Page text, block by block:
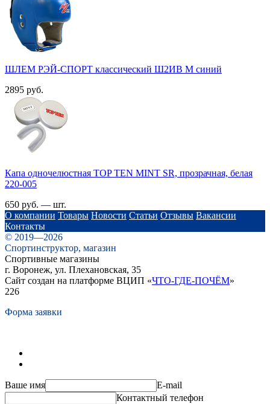
ШЛЕМ РЭЙ-СПОРТ классический Ш2ИВ М синий
2895 руб.
Капа одночелюстная TOP TEN MINT SR, прозрачная, белая
220-005
650 руб. — шт.
О компании Товары Новости Статьи Отзывы Вакансии
Контакты
© 2019—2026
Спортинструктор, магазин
Спортивные магазины
г. Воронеж, ул. Плехановская, 35
Сайт создан на платформе ВЦИП «ЧТО-ГДЕ-ПОЧЁМ»
226
Форма заявки
Ваше имя
E-mail
Контактный телефон